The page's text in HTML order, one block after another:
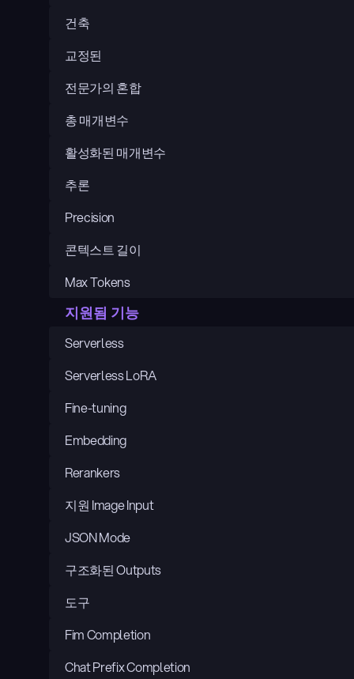
건축
교정된
전문가의 혼합
총 매개변수
활성화된 매개변수
추론
Precision
콘텍스트 길이
Max Tokens
지원됨 기능
Serverless
Serverless LoRA
Fine-tuning
Embedding
Rerankers
지원 Image Input
JSON Mode
구조화된 Outputs
도구
Fim Completion
Chat Prefix Completion